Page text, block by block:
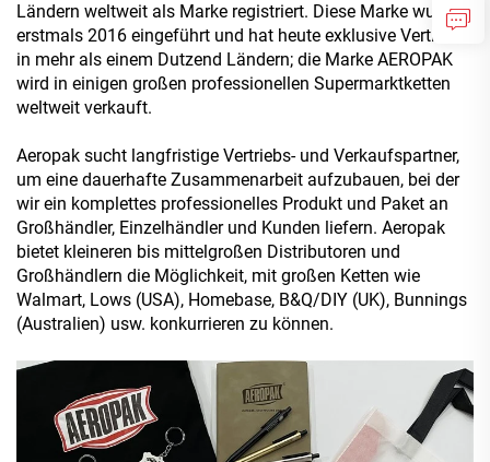
Ländern weltweit als Marke registriert. Diese Marke wurde
erstmals 2016 eingeführt und hat heute exklusive Vertreter
in mehr als einem Dutzend Ländern; die Marke AEROPAK
wird in einigen großen professionellen Supermarktketten
weltweit verkauft.
Aeropak sucht langfristige Vertriebs- und Verkaufspartner,
um eine dauerhafte Zusammenarbeit aufzubauen, bei der
wir ein komplettes professionelles Produkt und Paket an
Großhändler, Einzelhändler und Kunden liefern. Aeropak
bietet kleineren bis mittelgroßen Distributoren und
Großhändlern die Möglichkeit, mit großen Ketten wie
Walmart, Lows (USA), Homebase, B&Q/DIY (UK), Bunnings
(Australien) usw. konkurrieren zu können.